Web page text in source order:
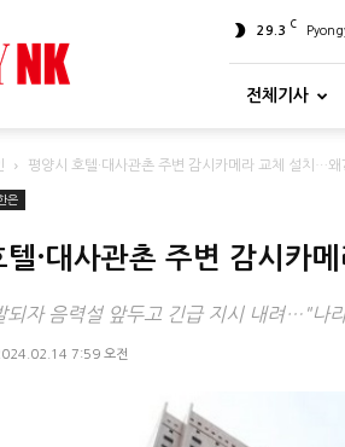
29.3 C
전체기사
평양시 호텔·대사관촌 주변 감시카메라 교체 설치…왜
은
텔·대사관촌 주변 감시카
되자 음력설 앞두고 긴급 지시 내려…"나
7:59 오전